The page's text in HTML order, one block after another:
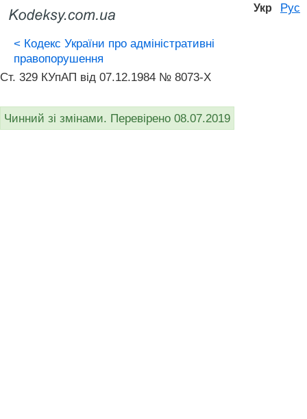
Укр Рус
< Кодекс України про адміністративні
правопорушення
Ст. 329 КУпАП вiд 07.12.1984 № 8073-X
Чинний зі змінами. Перевірено 08.07.2019